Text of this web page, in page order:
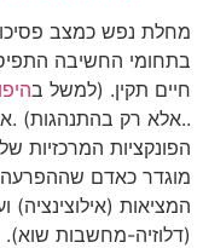
מחלת נפש כמצב
בתחומי החשיבה
חיים תקין. (למשל ב
..אלא רק בהתנהגות)
הפונקציות המרכזיות
מוגדר כאדם
המציאות (אילוצינציה)
(דלוזיה-מחשבות שוא).